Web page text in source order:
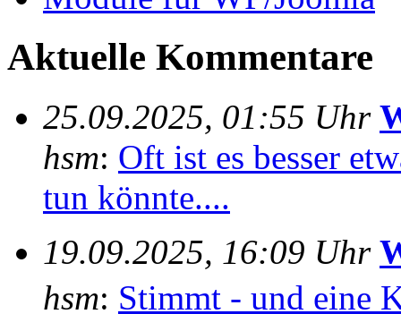
Aktuelle Kommentare
25.09.2025, 01:55 Uhr
hsm: Oft ist es besser
tun könnte....
19.09.2025, 16:09 Uhr
hsm: Stimmt - und eine